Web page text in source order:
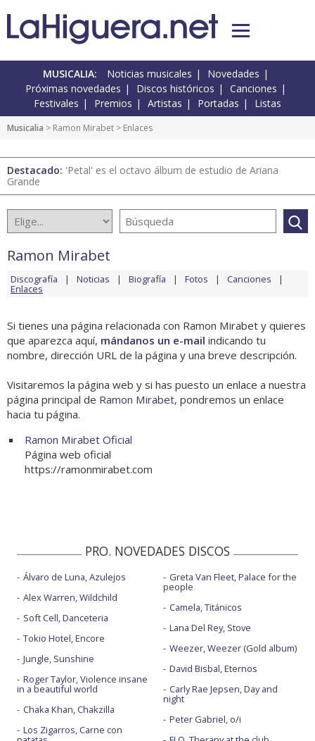
MUSICALIA: Noticias musicales
Novedades
Próximas novedades
Discos históricos
Canciones
Festivales
Premios Artistas Portadas Listas
Musicalia > Ramon Mirabet > Enlaces
Destacado: 'Petal' es el octavo álbum de estudio de Ariana
Grande
Ramon Mirabet
Discografía Noticias Biografía Fotos Canciones
Enlaces
Si tienes una página relacionada con Ramon Mirabet y quieres
que aparezca aquí, mándanos un e-mail indicando tu
nombre, dirección URL de la página y una breve descripción.
Visitaremos la página web y si has puesto un enlace a nuestra
página principal de Ramon Mirabet, pondremos un enlace
hacia tu página.
Ramon Mirabet Oficial
Página web oficial
https://ramonmirabet.com
PRO. NOVEDADES DISCOS
Álvaro de Luna, Azulejos
Alex Warren, Wildchild
Soft Cell, Danceteria
Tokio Hotel, Encore
Jungle, Sunshine
Roger Taylor, Violence insane
in a beautiful world
Chaka Khan, Chakzilla
Los Zigarros, Carne con
Greta Van Fleet, Palace for the
people
Camela, Titánicos
Lana Del Rey, Stove
Weezer, Weezer (Gold album)
David Bisbal, Eternos
Carly Rae Jepsen, Day and
night
Peter Gabriel, o/i